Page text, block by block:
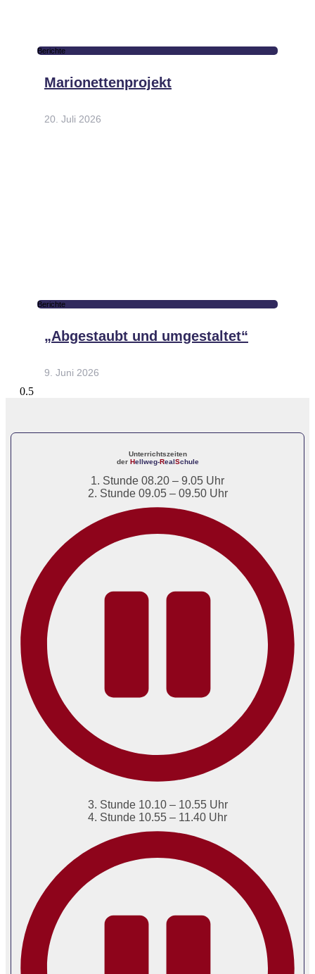
Berichte
Marionettenprojekt
20. Juli 2026
Berichte
„Abgestaubt und umgestaltet“
9. Juni 2026
Unterrichtszeiten
der Hellweg-RealSchule
1. Stunde 08.20 – 9.05 Uhr
2. Stunde 09.05 – 09.50 Uhr
3. Stunde 10.10 – 10.55 Uhr
4. Stunde 10.55 – 11.40 Uhr